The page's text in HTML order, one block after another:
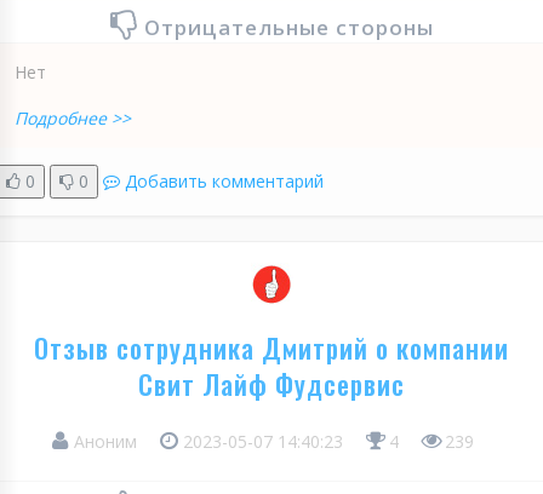
Отрицательные стороны
Нет
Подробнее >>
0 0 Добавить комментарий
Отзыв сотрудника Дмитрий о компании
Свит Лайф Фудсервис
Аноним 2023-05-07 14:40:23 4 239